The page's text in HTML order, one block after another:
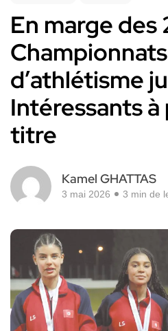
En marge des
d’athlétisme
Intéressants à
titre
Kamel GHATTAS
3 mai 2026 3 min de